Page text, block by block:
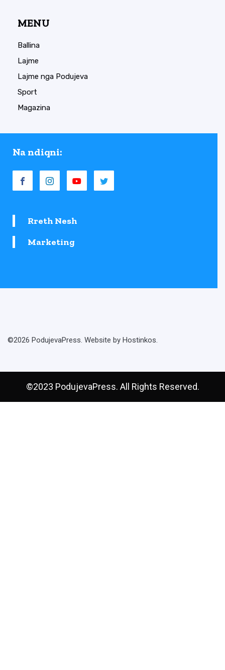
MENU
Ballina
Lajme
Lajme nga Podujeva
Sport
Magazina
Na ndiqni:
Rreth Nesh
Marketing
©2026 PodujevaPress. Website by Hostinkos.
©2023 PodujevaPress. All Rights Reserved.